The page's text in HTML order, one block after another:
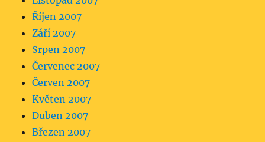
Říjen 2007
Září 2007
Srpen 2007
Červenec 2007
Červen 2007
Květen 2007
Duben 2007
Březen 2007